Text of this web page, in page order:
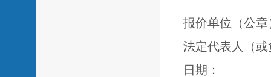
报价单位（公章
法定代表人（
日期：